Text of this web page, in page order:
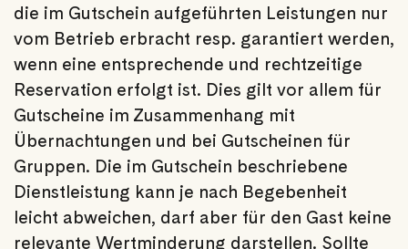
die im Gutschein aufgeführten Leistungen nur
vom Betrieb erbracht resp. garantiert werden,
wenn eine entsprechende und rechtzeitige
Reservation erfolgt ist. Dies gilt vor allem für
Gutscheine im Zusammenhang mit
Übernachtungen und bei Gutscheinen für
Gruppen. Die im Gutschein beschriebene
Dienstleistung kann je nach Begebenheit
leicht abweichen, darf aber für den Gast keine
relevante Wertminderung darstellen. Sollte